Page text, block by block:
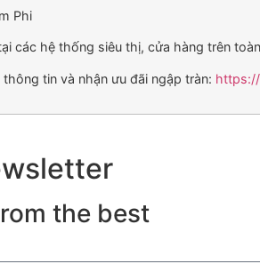
Phi
các hệ thống siêu thị, cửa hàng trên
tin và nhận ưu đãi ngập tràn:
the best